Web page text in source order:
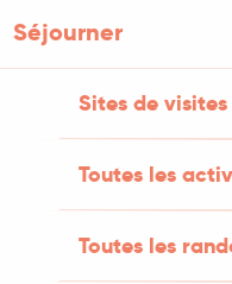
Séjourner
Sites de visites
Toutes les
Toutes les
erreur